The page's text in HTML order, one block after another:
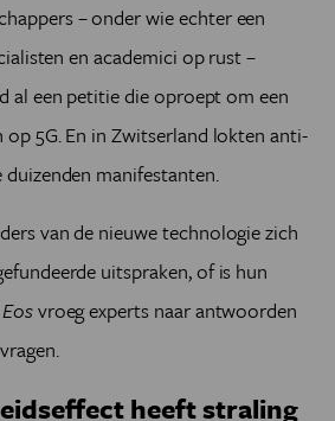
– onder wie echter een
en academici op rust –
al een petitie die oproept om een
5G. En in Zwitserland lokten anti-
duizenden manifestanten.
van de nieuwe technologie zich
uitspraken, of is hun
Eosvroeg experts naar antwoorden
heeft straling